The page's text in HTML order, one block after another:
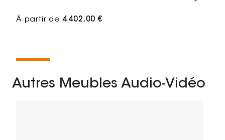
À partir de 4 402,00 €
Autres Meubles Audio-Vidéo